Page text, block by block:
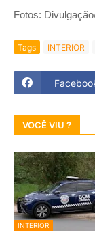
Fotos:
Tags INTERIOR
VOCÊ VIU ?
INTERIOR